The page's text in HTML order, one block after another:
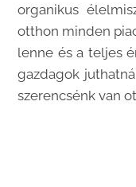
organikus
otthon minden
lenne és a teljes
gazdagok
szerencsénk van